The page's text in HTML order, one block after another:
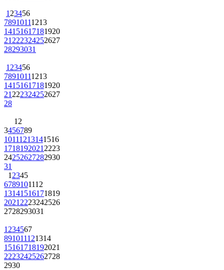
1 23456
78910111213
14151617181920
21 222324252627
28293031
1 23456
78910111213
14151617181920
21 222324252627
28
1 2
3456789
10111213141516
1718192021 2223
24252627282930
31
1 2345
6789101112
13141516171819
2021 2223242526
2728293031
1 234567
891011121314
15161718192021
22232425262728
2930